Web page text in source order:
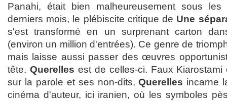
Panahi, était bien malheureusement sous
derniers mois, le plébiscite critique de Une
s'est transformé en un surprenant carton
(environ un million d'entrées). Ce genre de
mais laisse aussi passer des œuvres
tête. Querelles est de celles-ci. Faux
sur la parole et ses non-dits,Querelles incarne
cinéma d'auteur, ici iranien, où les symboles